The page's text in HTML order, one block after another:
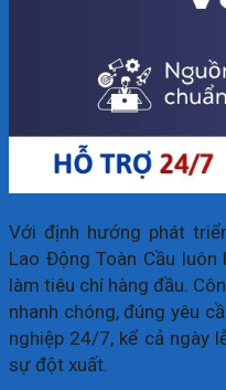
Với định hướng phát
Lao Động Toàn Cầu
làm tiêu chí hàng đầu.
nhanh chóng, đúng yêu
nghiệp 24/7, kể cả ngày
sự đột xuất.